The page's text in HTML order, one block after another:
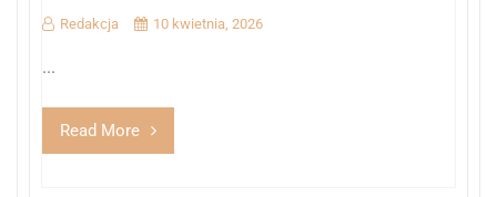
Redakcja 10 kwietnia, 2026
...
Read More